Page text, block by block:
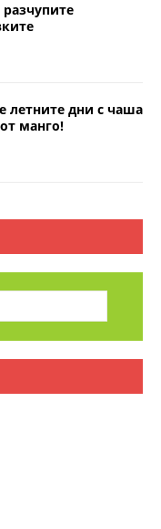
летните дни с чаша
манго!